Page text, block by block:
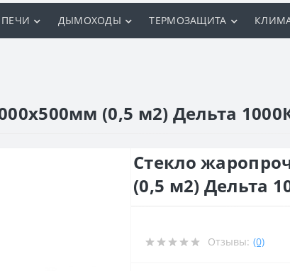
ПЕЧИ ДЫМОХОДЫ ТЕРМОЗАЩИТА
(0,5 м2) Дельта
Стекло
(0,5 м2) Дельта
Отзывы: (0)